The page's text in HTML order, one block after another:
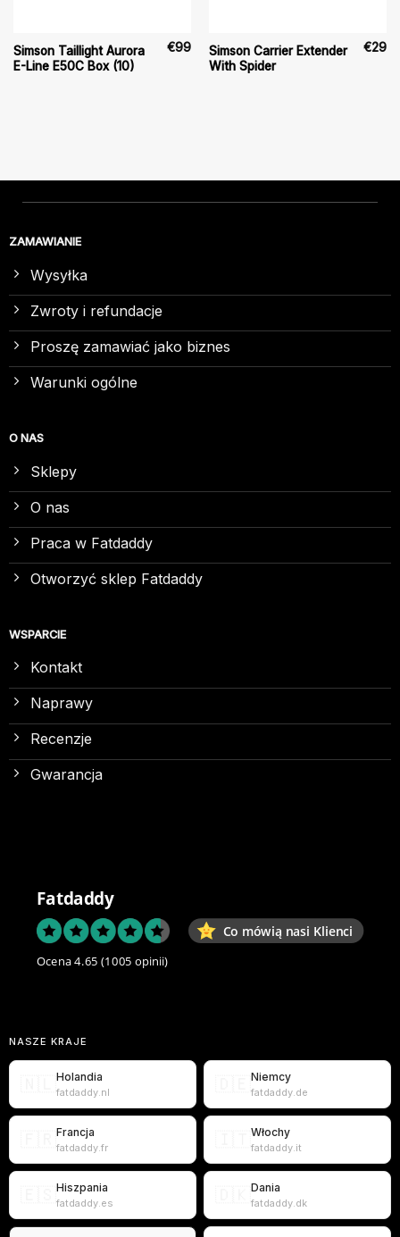
Simson Taillight Aurora
E-Line E50C Box (10)
€99
Simson Carrier Extender
With Spider
€29
ZAMAWIANIE
Wysyłka
Zwroty i refundacje
Proszę zamawiać jako biznes
Warunki ogólne
O NAS
Sklepy
O nas
Praca w Fatdaddy
Otworzyć sklep Fatdaddy
WSPARCIE
Kontakt
Naprawy
Recenzje
Gwarancja
Fatdaddy
Co mówią nasi Klienci
Ocena 4.65 (1005 opinii)
NASZE KRAJE
Holandia
fatdaddy.nl
Niemcy
fatdaddy.de
Francja
fatdaddy.fr
Włochy
fatdaddy.it
Hiszpania
fatdaddy.es
Dania
fatdaddy.dk